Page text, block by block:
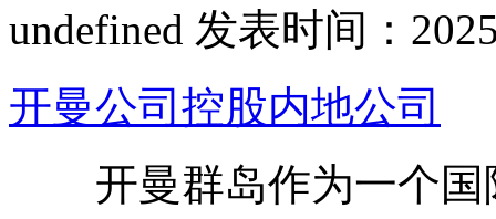
undefined 发表时间：
开曼公司控股内地公司
开曼群岛作为一个国